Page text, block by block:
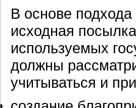
В основе
исходная
используемых
должны
учитываться и